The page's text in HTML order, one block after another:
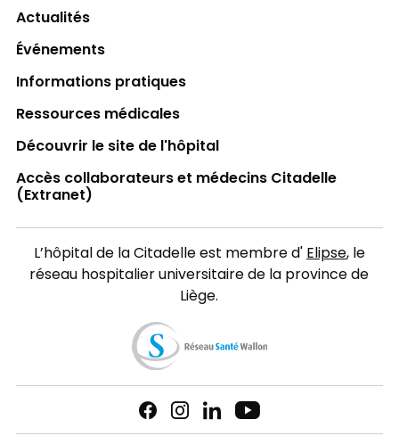
Actualités
Événements
Informations pratiques
Ressources médicales
Découvrir le site de l'hôpital
Accès collaborateurs et médecins Citadelle
(Extranet)
L’hôpital de la Citadelle est membre d'Elipse, le
réseau hospitalier universitaire de la province de
Liège.